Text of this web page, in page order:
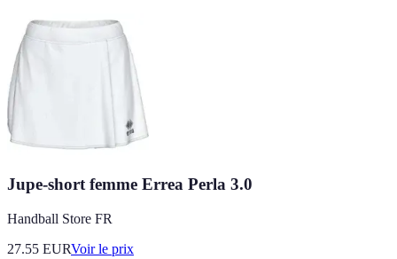
Jupe-short femme Errea Perla 3.0
Handball Store FR
27.55 EURVoir le prix